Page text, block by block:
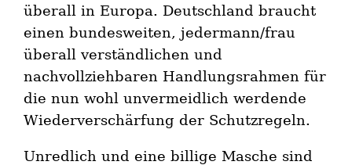
überall in Europa. Deutschland braucht
einen bundesweiten, jedermann/frau
überall verständlichen und
nachvollziehbaren Handlungsrahmen für
die nun wohl unvermeidlich werdende
Wiederverschärfung der Schutzregeln.
Unredlich und eine billige Masche sind